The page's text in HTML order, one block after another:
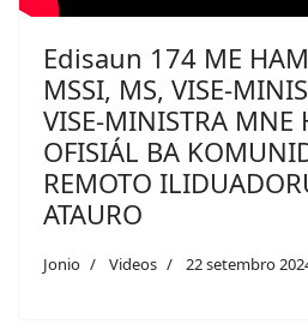
Edisaun 174 ME
MSSI, MS, VISE-
VISE-MINISTRA MNE
OFISIÁL BA
REMOTO
ATAURO
Jonio Videos 22 setembro